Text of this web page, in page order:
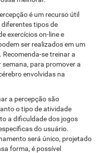
é um recurso útil
tipos de
exercícios on-line e
ser realizados em um
se treinar a
para promover a
envolvidas na
a percepção são
o tipo de atividade
a dificuldade dos jogos
do usuário.
será único, projetado
forma, é possível